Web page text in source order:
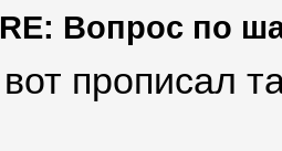
RE: Вопрос по
вот прописал